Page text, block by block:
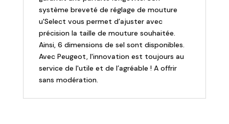
système breveté de réglage de mouture
u'Select vous permet d’ajuster avec
précision la taille de mouture souhaitée.
Ainsi, 6 dimensions de sel sont disponibles.
Avec Peugeot, l'innovation est toujours au
service de l'utile et de l’agréable ! A offrir
sans modération.